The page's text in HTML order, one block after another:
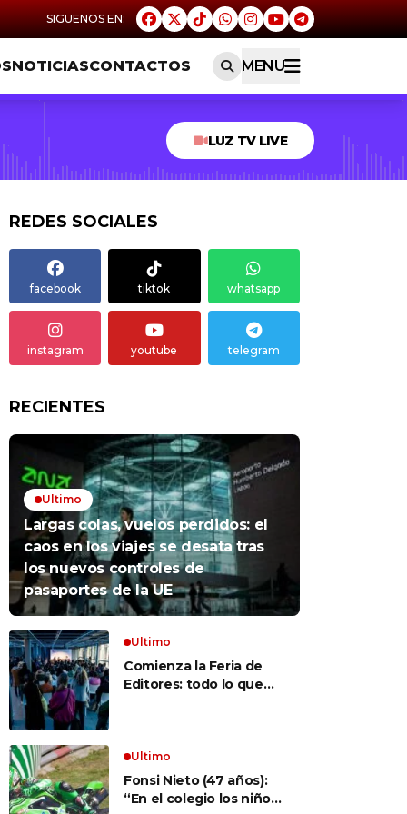
NOTICIASCONTACTOS MENU
LUZ TV LIVE
REDES SOCIALES
facebook tiktok whatsapp
instagram youtube telegram
RECIENTES
Ultimo
Largas colas, vuelos perdidos: el
caos en los viajes se desata tras
los nuevos controles de
pasaportes de la UE
Ultimo
Comienza la Feria de
Editores: todo lo que
Ultimo
Fonsi Nieto (47 años):
“En el colegio los niños